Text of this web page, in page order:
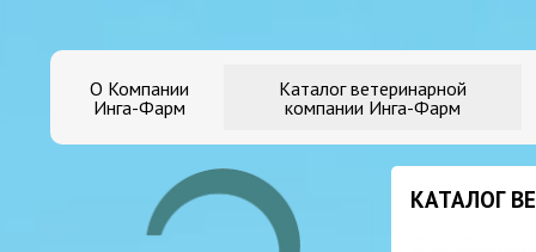
О Компании
Инга-Фарм
Каталог ветеринарной
компании Инга-Фарм
КАТАЛОГ